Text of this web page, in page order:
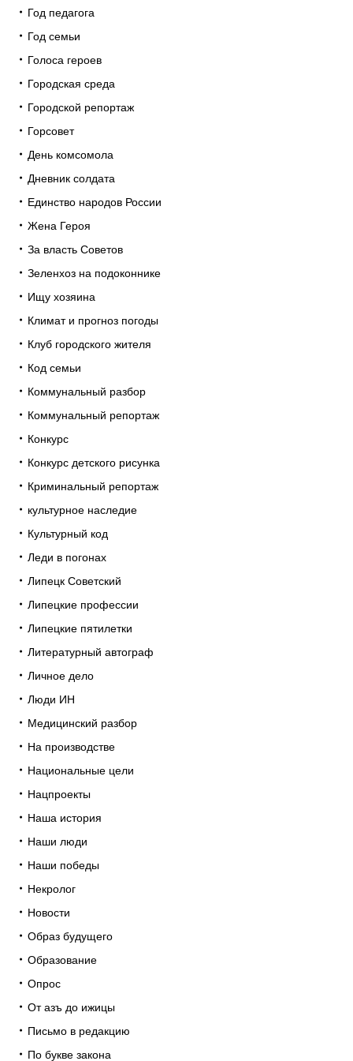
Год педагога
Год семьи
Голоса героев
Городская среда
Городской репортаж
Горсовет
День комсомола
Дневник солдата
Единство народов России
Жена Героя
За власть Советов
Зеленхоз на подоконнике
Ищу хозяина
Климат и прогноз погоды
Клуб городского жителя
Код семьи
Коммунальный разбор
Коммунальный репортаж
Конкурс
Конкурс детского рисунка
Криминальный репортаж
культурное наследие
Культурный код
Леди в погонах
Липецк Советский
Липецкие профессии
Липецкие пятилетки
Литературный автограф
Личное дело
Люди ИН
Медицинский разбор
На производстве
Национальные цели
Нацпроекты
Наша история
Наши люди
Наши победы
Некролог
Новости
Образ будущего
Образование
Опрос
От азъ до ижицы
Письмо в редакцию
По букве закона